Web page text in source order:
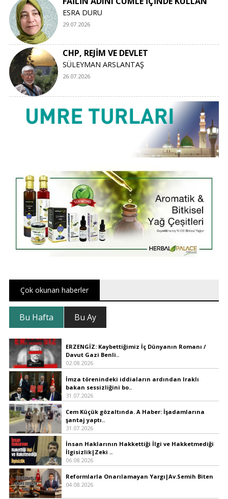
ESRA DURU
29.07.2026
CHP, REJİM VE DEVLET
SÜLEYMAN ARSLANTAŞ
26.07.2026
Çok okunan haberler
Bu Hafta Bu Ay
ERZENGİZ: Kaybettiğimiz İç Dünyanın Romanı /
Davut Gazi Benli..
02.08.2026
İmza törenindeki iddiaların ardından Iraklı
bakan sessizliğini bo..
31.07.2026
Cem Küçük gözaltında. A Haber: İşadamlarına
şantaj yaptı..
31.07.2026
İnsan Haklarının Hakkettiği İlgi ve Hakketmediği
İlgisizlik|Zeki ..
06.08.2026
Reformlarla Onarılamayan Yargı|Av.Semih Biten
04.08.2026